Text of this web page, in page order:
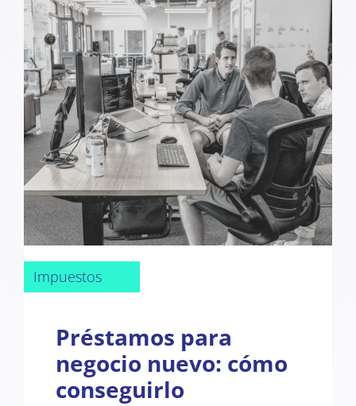
Impuestos
Préstamos para
negocio nuevo: cómo
conseguirlo